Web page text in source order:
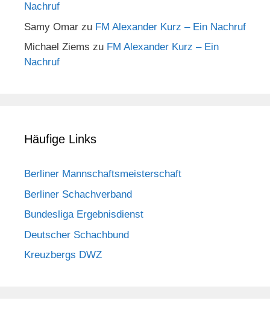
Nachruf
Samy Omar zu FM Alexander Kurz – Ein Nachruf
Michael Ziems zu FM Alexander Kurz – Ein
Nachruf
Häufige Links
Berliner Mannschaftsmeisterschaft
Berliner Schachverband
Bundesliga Ergebnisdienst
Deutscher Schachbund
Kreuzbergs DWZ